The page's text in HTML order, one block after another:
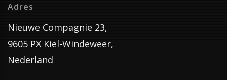
Adres
Nieuwe Compagnie 23,
9605 PX Kiel-Windeweer,
Nederland